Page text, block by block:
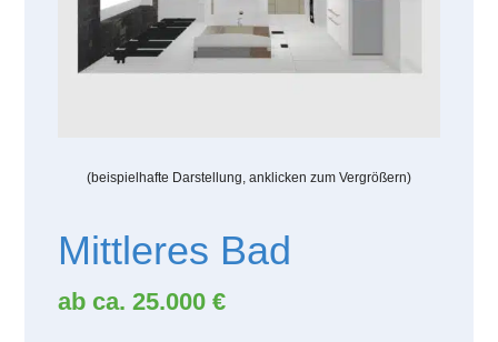
(beispielhafte Darstellung, anklicken zum Vergrößern)
Mittleres Bad
ab ca. 25.000 €